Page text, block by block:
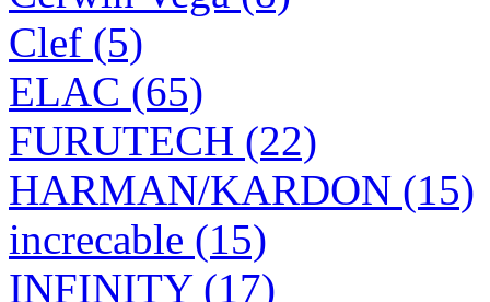
Clef (5)
ELAC (65)
FURUTECH (22)
HARMAN/KARDON (15)
increcable (15)
INFINITY (17)